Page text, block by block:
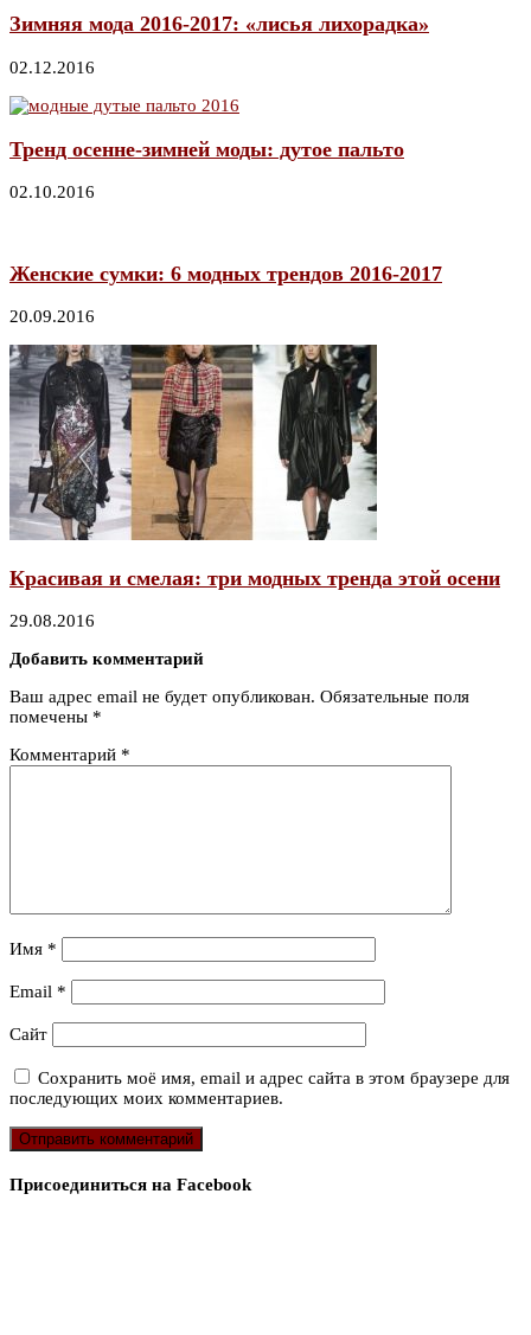
Зимняя мода 2016-2017: «лисья лихорадка»
02.12.2016
Тренд осенне-зимней моды: дутое пальто
02.10.2016
Женские сумки: 6 модных трендов 2016-2017
20.09.2016
Красивая и смелая: три модных тренда этой осени
29.08.2016
Добавить комментарий
Ваш адрес email не будет опубликован. Обязательные поля
помечены *
Комментарий *
Имя *
Email *
Сайт
Сохранить моё имя, email и адрес сайта в этом браузере для
последующих моих комментариев.
Присоединиться на Facebook